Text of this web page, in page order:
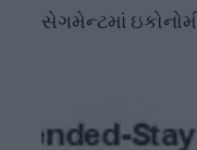
સેગમેન્ટમાં